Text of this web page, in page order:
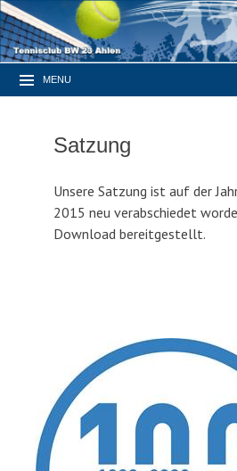
MENU
Satzung
Unsere Satzung ist auf der
2015 neu verabschiedet
Download bereitgestellt.